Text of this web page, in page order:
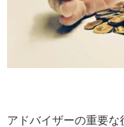
アドバイザーの重要